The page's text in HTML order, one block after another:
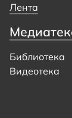
Лента
Библиотека
Видеотека